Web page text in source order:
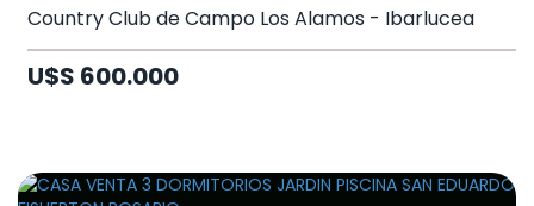
Country Club de Campo Los Alamos - Ibarlucea
U$S 600.000